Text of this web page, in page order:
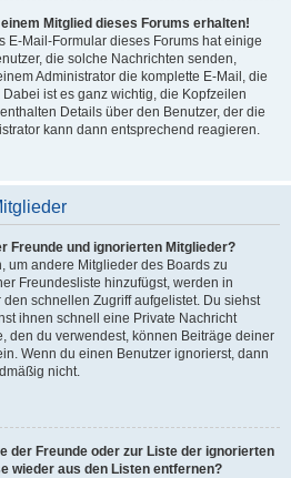
Mitglied dieses Forums erhalten!
E-Mail-Formular dieses Forums hat einige
die solche Nachrichten senden,
Administrator die komplette E-Mail, die
ist es ganz wichtig, die Kopfzeilen
Details über den Benutzer, der die
kann dann entsprechend reagieren.
Freunde und ignorierten Mitglieder?
um andere Mitglieder des Boards zu
Freundesliste hinzufügst, werden in
schnellen Zugriff aufgelistet. Du siehst
ihnen schnell eine Private Nachricht
den du verwendest, können Beiträge deiner
Wenn du einen Benutzer ignorierst, dann
nicht.
der Freunde oder zur Liste der ignorierten
wieder aus den Listen entfernen?